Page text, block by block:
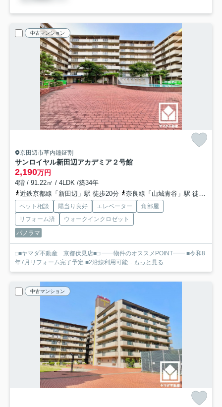
中古マンション
京田辺市草内鐘鉦割
サンロイヤル新田辺アカデミア２号館
2,190万円
4階 / 91.22㎡ / 4LDK /築34年
近鉄京都線「新田辺」駅 徒歩20分
奈良線「山城青谷」駅 徒歩25分
ペット相談 陽当り良好 エレベーター
角部屋
リフォーム済
ウォークインクロゼット
パノラマ
□■ヤマダ不動産 京都伏見店■□ ━━物件のオススメPOINT━━ ■令和8
年7月リフォーム完了予定 ■2沿線利用可能... もっと見る
中古マンション